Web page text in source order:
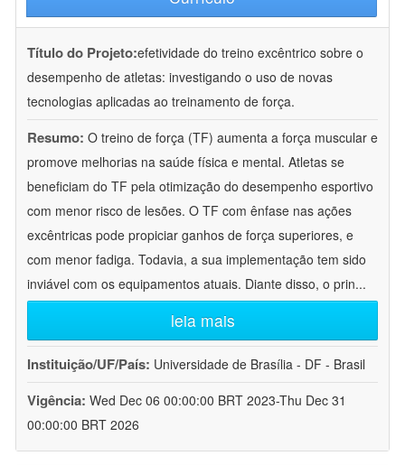
Título do Projeto:efetividade do treino excêntrico sobre o
desempenho de atletas: investigando o uso de novas
tecnologias aplicadas ao treinamento de força.
Resumo: O treino de força (TF) aumenta a força muscular e
promove melhorias na saúde física e mental. Atletas se
beneficiam do TF pela otimização do desempenho esportivo
com menor risco de lesões. O TF com ênfase nas ações
excêntricas pode propiciar ganhos de força superiores, e
com menor fadiga. Todavia, a sua implementação tem sido
inviável com os equipamentos atuais. Diante disso, o prin...
leia mais
Instituição/UF/País: Universidade de Brasília - DF - Brasil
Vigência: Wed Dec 06 00:00:00 BRT 2023-Thu Dec 31
00:00:00 BRT 2026